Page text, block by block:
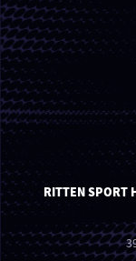
RITTEN SPORT